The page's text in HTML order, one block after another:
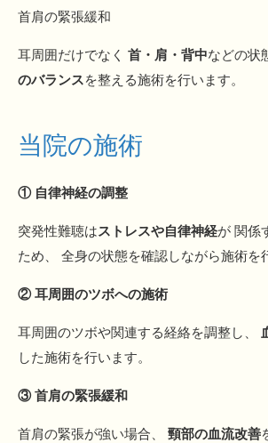
首肩の緊張緩和
耳周囲だけでなく 首・肩・背中などの状
のバランスを整える施術を行います。
当院の施術
① 自律神経の調整
突発性難聴はストレスや自律神経が 関係
ため、 全身の状態を確認しながら施術を
② 耳周囲のツボへの施術
耳周囲のツボや関連する経絡を調整し、
した施術を行います。
③ 首肩の緊張緩和
首肩の緊張が強い場合、 頸部の血流改善